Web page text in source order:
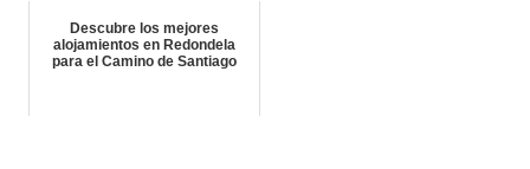
Descubre los mejores
alojamientos en Redondela
para el Camino de Santiago